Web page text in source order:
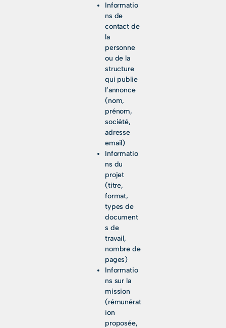
Informatio
ns de
contact de
la
personne
ou de la
structure
qui publie
l’annonce
(nom,
prénom,
société,
adresse
email)
Informatio
ns du
projet
(titre,
format,
types de
document
s de
travail,
nombre de
pages)
Informatio
ns sur la
mission
(rémunérat
ion
proposée,